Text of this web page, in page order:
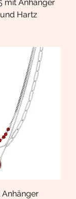
mit Anhänger
Hartz
Anhänger